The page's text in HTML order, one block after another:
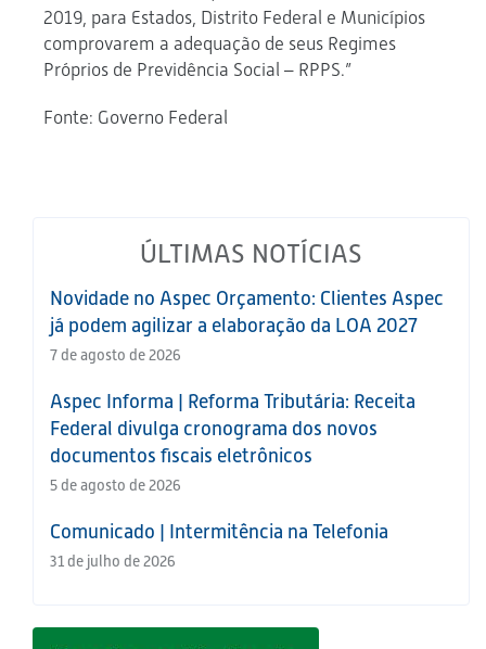
2019, para Estados, Distrito Federal e Municípios
comprovarem a adequação de seus Regimes
Próprios de Previdência Social – RPPS.”
Fonte: Governo Federal
ÚLTIMAS NOTÍCIAS
Novidade no Aspec Orçamento: Clientes Aspec
já podem agilizar a elaboração da LOA 2027
7 de agosto de 2026
Aspec Informa | Reforma Tributária: Receita
Federal divulga cronograma dos novos
documentos fiscais eletrônicos
5 de agosto de 2026
Comunicado | Intermitência na Telefonia
31 de julho de 2026